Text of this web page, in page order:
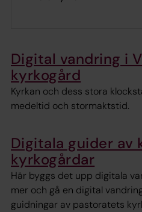
Digital vandring i
kyrkogård
Kyrkan och dess stora
medeltid och stormaktstid.
Digitala guider av
kyrkogårdar
Här byggs det upp digitala
mer och gå en digital
guidningar av pastoratets